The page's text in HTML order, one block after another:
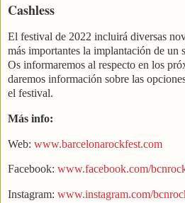
Cashless
El festival de 2022 incluirá diversas
más importantes la implantación de un
Os informaremos al respecto en los
daremos información sobre las
el festival.
Más info:
Web: www.barcelonarockfest.com
Facebook: www.facebook.com/
Instagram: www.instagram.com/